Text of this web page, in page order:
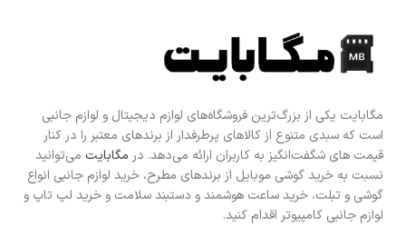
مگابایت یکی از بزرگ‌ترین فروشگاه‌های لوازم دیجیتال و لوازم جانبی
است که سبدی متنوع از کالاهای پرطرفدار از برندهای معتبر را در کنار
قیمت های شگفت‌انگیز به کاربران ارائه می‌دهد. در مگابایت می‌توانید
نسبت به خرید گوشی موبایل از برندهای مطرح، خرید لوازم جانبی انواع
گوشی و تبلت، خرید ساعت هوشمند و دستبند سلامت و خرید لپ تاپ و
لوازم جانبی کامپیوتر اقدام کنید.